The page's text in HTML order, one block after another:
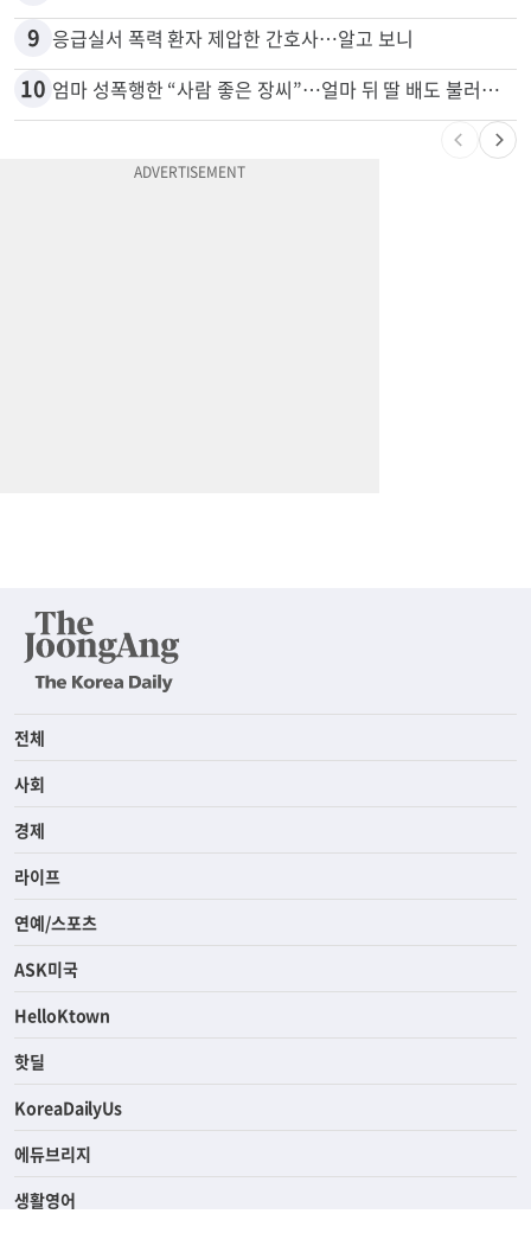
9 응급실서 폭력 환자 제압한 간호사…알고 보니
10 엄마 성폭행한 “사람 좋은 장씨”…얼마 뒤 딸 배도 불러왔다
전체
사회
경제
라이프
연예/스포츠
ASK미국
HelloKtown
핫딜
KoreaDailyUs
에듀브리지
생활영어